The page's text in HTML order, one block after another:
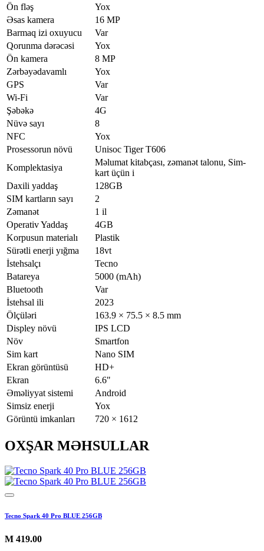
Ön fləş
Yox
Əsas kamera
16 MP
Barmaq izi oxuyucu
Var
Qorunma dərəcəsi
Yox
Ön kamera
8 MP
Zərbəyədavamlı
Yox
GPS
Var
Wi-Fi
Var
Şəbəkə
4G
Nüvə sayı
8
NFC
Yox
Prosessorun növü
Unisoc Tiger T606
Komplektasiya
Məlumat kitabçası, zəmanət talonu, Sim-
kart üçün i
Daxili yaddaş
128GB
SIM kartların sayı
2
Zəmanət
1 il
Operativ Yaddaş
4GB
Korpusun materialı
Plastik
Sürətli enerji yığma
18vt
İstehsalçı
Tecno
Batareya
5000 (mAh)
Bluetooth
Var
İstehsal ili
2023
Ölçüləri
163.9 × 75.5 × 8.5 mm
Displey növü
IPS LCD
Növ
Smartfon
Sim kart
Nano SIM
Ekran görüntüsü
HD+
Ekran
6.6"
Əməliyyat sistemi
Android
Simsiz enerji
Yox
Görüntü imkanları
720 × 1612
OXŞAR MƏHSULLAR
Tecno Spark 40 Pro BLUE 256GB
M 419.00